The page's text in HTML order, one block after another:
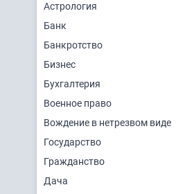
Астрология
Банк
Банкротство
Бизнес
Бухгалтерия
Военное право
Вождение в нетрезвом виде
Государство
Гражданство
Дача